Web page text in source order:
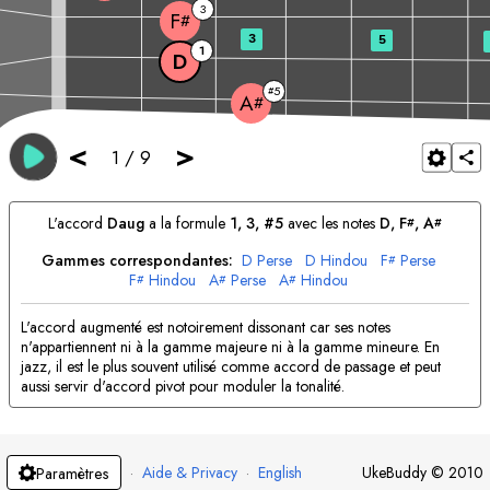
< 1 / 9 >
A#
#5
D 1
F# 3
3 5
L'accord Daug a la formule 1, 3, #5 avec les notes D, F#, A#
Gammes correspondantes: D Perse D Hindou F# Perse
F# Hindou A# Perse A# Hindou
L'accord augmenté est notoirement dissonant car ses notes
n'appartiennent ni à la gamme majeure ni à la gamme mineure. En
jazz, il est le plus souvent utilisé comme accord de passage et peut
aussi servir d'accord pivot pour moduler la tonalité.
Paramètres · Aide & Privacy · English UkeBuddy © 2010